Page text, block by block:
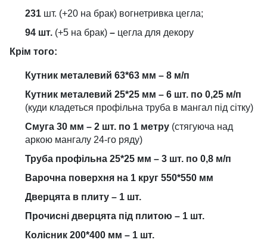
231 шт. (+20 на брак) вогнетривка цегла;
94 шт. (+5 на брак) – цегла для декору
Крім того:
Кутник металевий 63*63 мм – 8 м/п
Кутник металевий 25*25 мм – 6 шт. по 0,25 м/п
(куди кладеться профільна труба в мангал під сітку)
Смуга 30 мм – 2 шт. по 1 метру (стягуюча над
аркою мангалу 24-го ряду)
Труба профільна 25*25 мм – 3 шт. по 0,8 м/п
Варочна поверхня на 1 круг 550*550 мм
Дверцята в плиту – 1 шт.
Прочисні дверцята під плитою – 1 шт.
Колісник 200*400 мм – 1 шт.